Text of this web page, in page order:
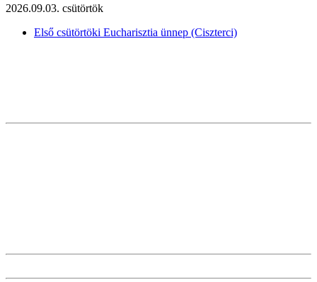
2026.09.03. csütörtök
Első csütörtöki Eucharisztia ünnep (Ciszterci)